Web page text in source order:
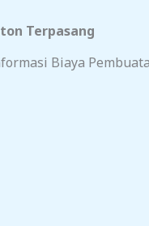
Terpasang
Biaya